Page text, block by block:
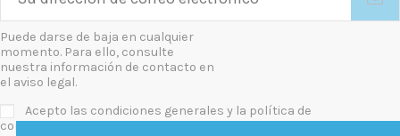
Puede darse de baja en cualquier
momento. Para ello, consulte
nuestra información de contacto en
el aviso legal.
Acepto las condiciones generales y la política de
confidencialidad